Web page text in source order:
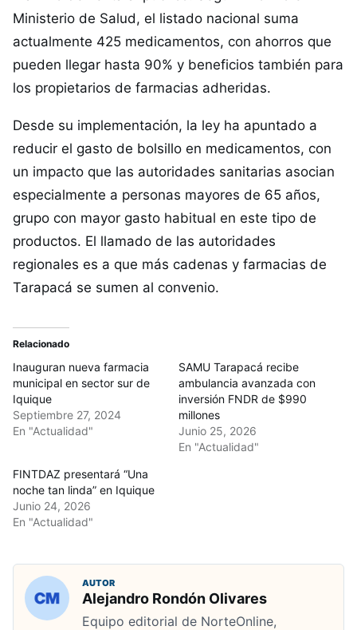
Ministerio de Salud, el listado nacional suma
actualmente 425 medicamentos, con ahorros que
pueden llegar hasta 90% y beneficios también para
los propietarios de farmacias adheridas.
Desde su implementación, la ley ha apuntado a
reducir el gasto de bolsillo en medicamentos, con
un impacto que las autoridades sanitarias asocian
especialmente a personas mayores de 65 años,
grupo con mayor gasto habitual en este tipo de
productos. El llamado de las autoridades
regionales es a que más cadenas y farmacias de
Tarapacá se sumen al convenio.
Relacionado
Inauguran nueva farmacia
municipal en sector sur de
Iquique
Septiembre 27, 2024
En "Actualidad"
SAMU Tarapacá recibe
ambulancia avanzada con
inversión FNDR de $990
millones
Junio 25, 2026
En "Actualidad"
FINTDAZ presentará “Una
noche tan linda” en Iquique
Junio 24, 2026
En "Actualidad"
AUTOR
Alejandro Rondón Olivares
Equipo editorial de NorteOnline,